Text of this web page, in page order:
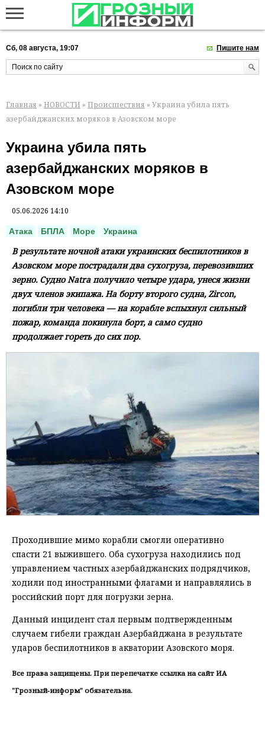
Сб, 08 августа, 19:07 Пишите нам
Главная » НОВОСТИ » Происшествия » Украина убила пять
азербайджанских моряков в Азовском море
Украина убила пять
азербайджанских моряков в
Азовском море
05.06.2026 14:10
Атака БПЛА Море Украина
В результате ночной атаки украинских беспилотников в
Азовском море пострадали два сухогруза, перевозивших
зерно. Судно Natra получило четыре удара, унеся жизни
двух членов экипажа. На борту второго судна, Zircon,
погибли три человека — на корабле вспыхнул сильный
пожар, команда покинула борт, а само судно
продолжает гореть до сих пор.
Проходившие мимо корабли смогли оперативно
спасти 21 выжившего. Оба сухогруза находились под
управлением частных азербайджанских подрядчиков,
ходили под иностранными флагами и направлялись в
российский порт для погрузки зерна.
Данный инцидент стал первым подтвержденным
случаем гибели граждан Азербайджана в результате
ударов беспилотников в акватории Азовского моря.
Все права защищены. При перепечатке ссылка на сайт ИА
"Грозный-информ" обязательна.